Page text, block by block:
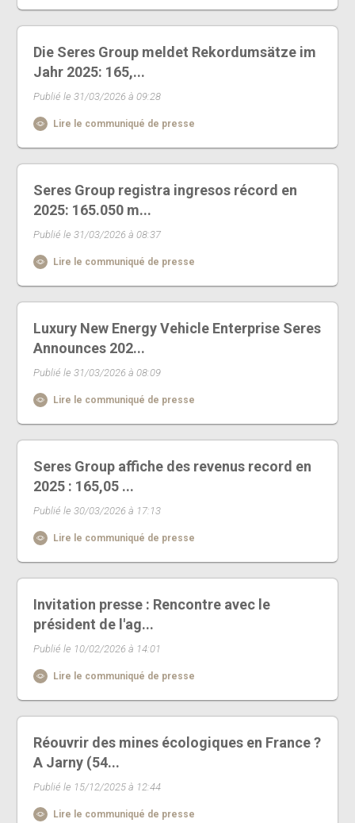
Die Seres Group meldet Rekordumsätze im
Jahr 2025: 165,...
Publié le 31/03/2026 à 09:28
Lire le communiqué de presse
Seres Group registra ingresos récord en
2025: 165.050 m...
Publié le 31/03/2026 à 08:37
Lire le communiqué de presse
Luxury New Energy Vehicle Enterprise Seres
Announces 202...
Publié le 31/03/2026 à 08:09
Lire le communiqué de presse
Seres Group affiche des revenus record en
2025 : 165,05 ...
Publié le 30/03/2026 à 17:13
Lire le communiqué de presse
Invitation presse : Rencontre avec le
président de l'ag...
Publié le 10/02/2026 à 14:01
Lire le communiqué de presse
Réouvrir des mines écologiques en France ?
A Jarny (54...
Publié le 15/12/2025 à 12:44
Lire le communiqué de presse